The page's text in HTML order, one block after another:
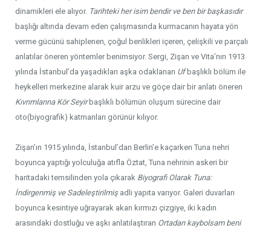
dinamikleri ele alıyor. Tarihteki her isim bendir ve ben bir başkasıdır
başlığı altında devam eden çalışmasında kurmacanın hayata yön
verme gücünü sahiplenen, çoğul benlikleri içeren, çelişkili ve parçalı
anlatılar öneren yöntemler benimsiyor. Sergi, Zişan ve Vita’nın 1913
yılında İstanbul’da yaşadıkları aşka odaklanan Ufbaşlıklı bölüm ile
heykelleri merkezine alarak kuir arzu ve göçe dair bir anlatı öneren
Kıvrımlarına Kör Seyirbaşlıklı bölümün oluşum sürecine dair
oto(biyografik) katmanları görünür kılıyor.
Zişan’ın 1915 yılında, İstanbul’dan Berlin’e kaçarken Tuna nehri
boyunca yaptığı yolculuğa atıfla Öztat, Tuna nehrinin askeri bir
haritadaki temsilinden yola çıkarak Biyografi Olarak Tuna:
İndirgenmiş ve Sadeleştirilmişadlı yapıta varıyor. Galeri duvarları
boyunca kesintiye uğrayarak akan kırmızı çizgiye, iki kadın
arasındaki dostluğu ve aşkı anlatılaştıran Ortadan kaybolsam beni